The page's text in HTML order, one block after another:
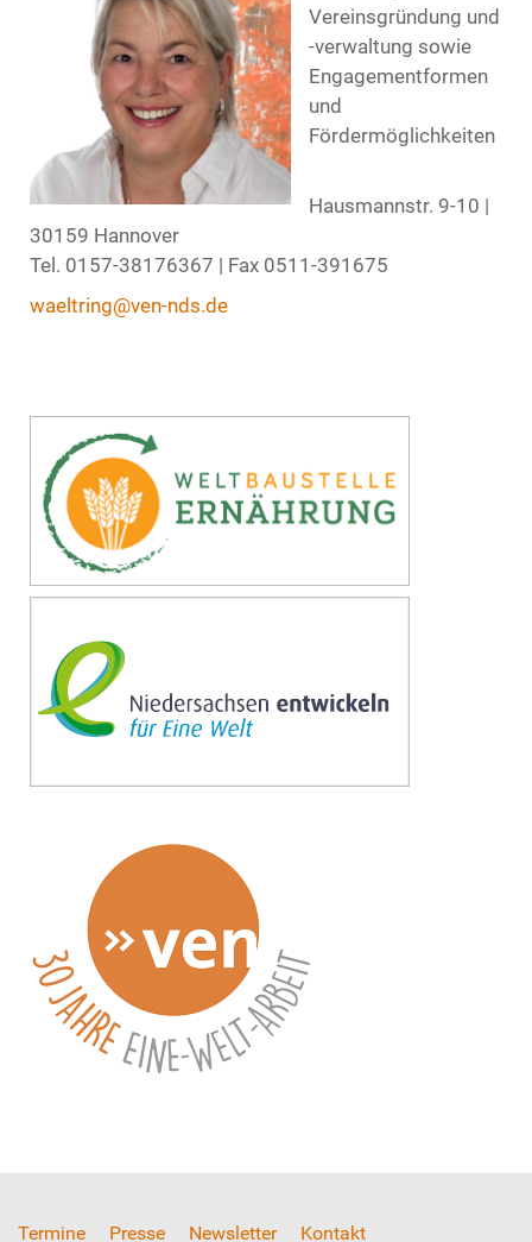
Vereinsgründung und
-verwaltung sowie
Engagementformen
und
Fördermöglichkeiten
Hausmannstr. 9-10 |
30159 Hannover
Tel. 0157-38176367 | Fax 0511-391675
waeltring@ven-nds.de
Termine Presse Newsletter Kontakt